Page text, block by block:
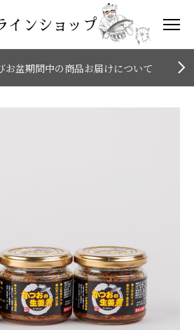
お盆期間中の商品お届けについて